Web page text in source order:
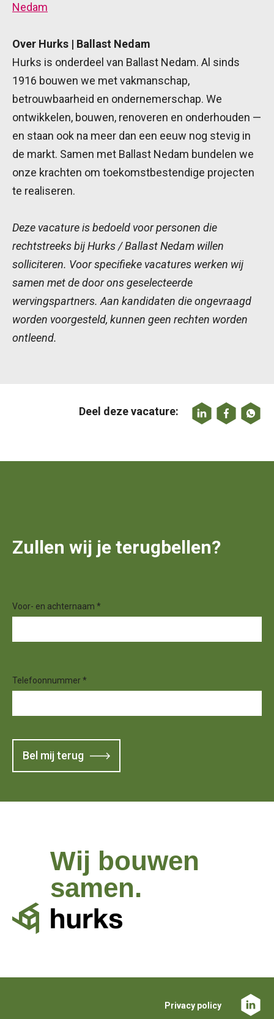
Nedam
Over Hurks | Ballast Nedam
Hurks is onderdeel van Ballast Nedam. Al sinds
1916 bouwen we met vakmanschap,
betrouwbaarheid en ondernemerschap. We
ontwikkelen, bouwen, renoveren en onderhouden —
en staan ook na meer dan een eeuw nog stevig in
de markt. Samen met Ballast Nedam bundelen we
onze krachten om toekomstbestendige projecten
te realiseren.
Deze vacature is bedoeld voor personen die
rechtstreeks bij Hurks / Ballast Nedam willen
solliciteren. Voor specifieke vacatures werken wij
samen met de door ons geselecteerde
wervingspartners. Aan kandidaten die ongevraagd
worden voorgesteld, kunnen geen rechten worden
ontleend.
Deel deze vacature:
Zullen wij je terugbellen?
Voor- en achternaam *
Telefoonnummer *
Bel mij terug
Wij bouwen
samen.
Privacy policy